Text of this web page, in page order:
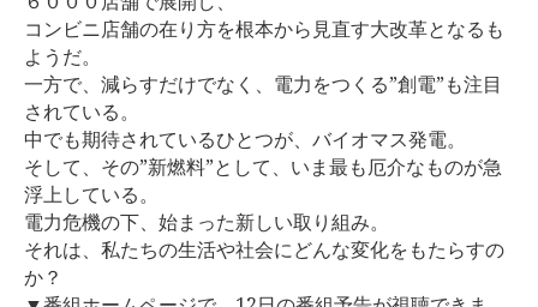
コンビニ店舗の在り方を根本から見直す大改革となるも
ようだ。
一方で、減らすだけでなく、電力をつくる”創電”も注目
されている。
中でも期待されているひとつが、バイオマス発電。
そして、その”新燃料”として、いま最も厄介なものが急
浮上している。
電力危機の下、始まった新しい取り組み。
それは、私たちの生活や社会にどんな変化をもたらすの
か？